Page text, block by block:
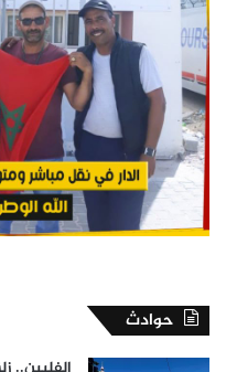
حوادث